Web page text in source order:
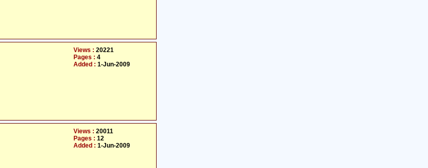
Views : 20221
Pages : 4
Added : 1-Jun-2009
Views : 20011
Pages : 12
Added : 1-Jun-2009